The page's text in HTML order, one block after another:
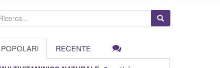
POPOLARI RECENTE